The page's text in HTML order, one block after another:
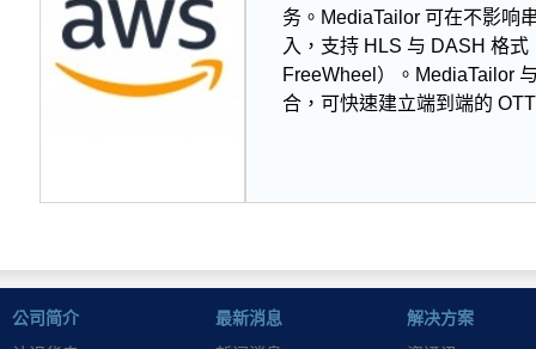
务。MediaTailor 可在不影响
入，支持 HLS 与 DASH 格
FreeWheel）。MediaTailor
合，可快速建立端到端的
公司简介
最新消息
解决方案